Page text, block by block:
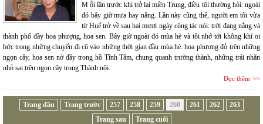
M ỗi lần trước khi trở lại miền Trung, điều tôi thường hỏi: ngoài
đó bây giờ mưa hay nắng. Lần này cũng thế, người em tôi vừa
từ Huế trở về sau hai mươi ngày công tác nói: trời đang nắng và
thành phố đầy hoa phượng, hoa sen. Bây giờ ngoài đó mùa hè và tôi nhớ tới không khí oi
bức trong những chuyến đi cũ vào những thời gian đầu mùa hè: hoa phượng đỏ trên những
ngọn cây, hoa sen nở đầy trong hồ Tĩnh Tâm, chung quanh trường thành, những trái nhãn
nhỏ sai trên ngọn cây trong Thành nội.
Đọc thêm
Trang đầu Trang trước 257 258 259 260 261 262
263
Trang sau
Trang cuối